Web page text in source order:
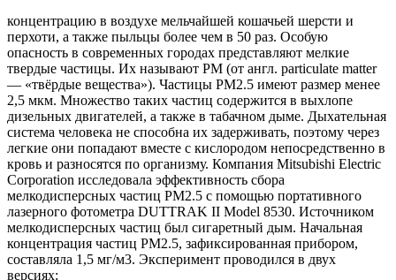
концентрацию в воздухе мельчайшей кошачьей шерсти и
перхоти, а также пыльцы более чем в 50 раз. Особую
опасность в современных городах представляют мелкие
твердые частицы. Их называют PM (от англ. particulate matter
— «твёрдые вещества»). Частицы PM2.5 имеют размер менее
2,5 мкм. Множество таких частиц содержится в выхлопе
дизельных двигателей, а также в табачном дыме. Дыхательная
система человека не способна их задерживать, поэтому через
легкие они попадают вместе с кислородом непосредственно в
кровь и разносятся по организму. Компания Mitsubishi Electric
Corporation исследовала эффективность сбора
мелкодисперсных частиц PM2.5 с помощью портативного
лазерного фотометра DUTTRAK II Model 8530. Источником
мелкодисперсных частиц был сигаретный дым. Начальная
концентрация частиц PM2.5, зафиксированная прибором,
составляла 1,5 мг/м3. Эксперимент проводился в двух
версиях: